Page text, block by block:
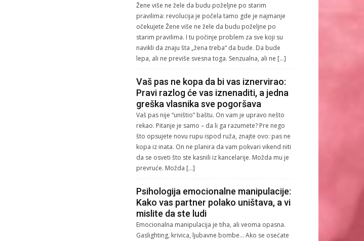
Žene više ne žele da budu poželjne po starim
pravilima: revolucija je počela tamo gde je najmanje
očekujete Žene više ne žele da budu poželjne po
starim pravilima. I tu počinje problem za sve koji su
navikli da znaju šta „žena treba“ da bude. Da bude
lepa, ali ne previše svesna toga. Senzualna, ali ne […]
Vaš pas ne kopa da bi vas iznervirao:
Pravi razlog će vas iznenaditi, a jedna
greška vlasnika sve pogoršava
Vaš pas nije “uništio” baštu. On vam je upravo nešto
rekao. Pitanje je samo – da li ga razumete? Pre nego
što opsujete novu rupu ispod ruža, znajte ovo: pas ne
kopa iz inata. On ne planira da vam pokvari vikend niti
da se osveti što ste kasnili iz kancelarije. Možda mu je
prevruće. Možda […]
Psihologija emocionalne manipulacije:
Kako vas partner polako uništava, a vi
mislite da ste ludi
Emocionalna manipulacija je tiha, ali veoma opasna.
Gaslighting, krivica, ljubavne bombe… Ako se osećate